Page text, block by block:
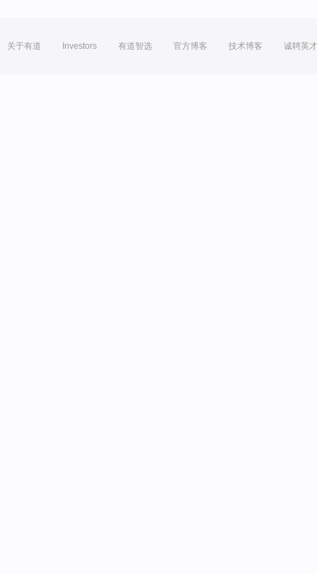
关于有道 Investors 有道智选 官方博客 技术博客 诚聘英才